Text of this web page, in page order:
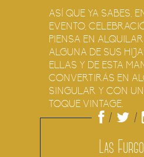
ASÍ QUE YA SABES,
EVENTO,
PIENSA EN
ALGUNA DE SUS
ELLAS Y DE ESTA
CONVERTIRÁS EN
SINGULAR Y CON
TOQUE VINTAGE.
Las